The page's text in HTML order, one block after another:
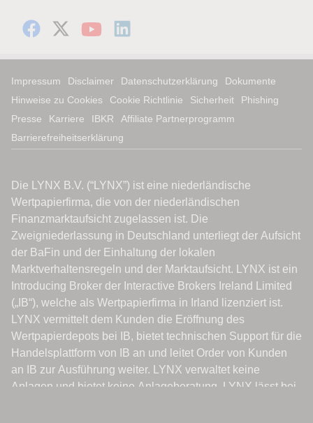
Impressum Disclaimer Datenschutzerklärung
Dokumente
Hinweise zu Cookies
Cookie Richtlinie Sicherheit
Phishing
Presse
Karriere IBKR
Affiliate Partnerprogramm
Barrierefreiheitserklärung